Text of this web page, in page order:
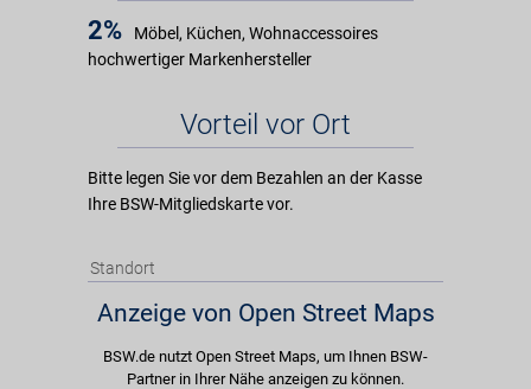
2%
Möbel, Küchen, Wohnaccessoires
hochwertiger Markenhersteller
Vorteil vor Ort
Bitte legen Sie vor dem Bezahlen an der Kasse
Ihre BSW-Mitgliedskarte vor.
Standort
Anzeige von Open Street Maps
BSW.de nutzt Open Street Maps, um Ihnen BSW-
Partner in Ihrer Nähe anzeigen zu können.